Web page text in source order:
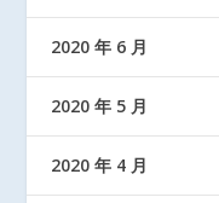
2020 年 6 月
2020 年 5 月
2020 年 4 月